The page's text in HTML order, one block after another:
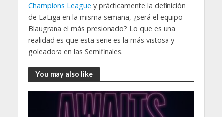
Champions League y prácticamente la definición
de LaLiga en la misma semana, ¿será el equipo
Blaugrana el más presionado? Lo que es una
realidad es que esta serie es la más vistosa y
goleadora en las Semifinales.
You may also like